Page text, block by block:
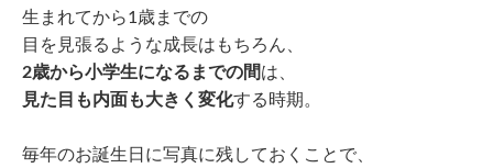
生まれてから1歳までの
目を見張るような成長はもちろん、
2歳から小学生になるまでの間は、
見た目も内面も大きく変化する時期。
毎年のお誕生日に写真に残しておくことで、